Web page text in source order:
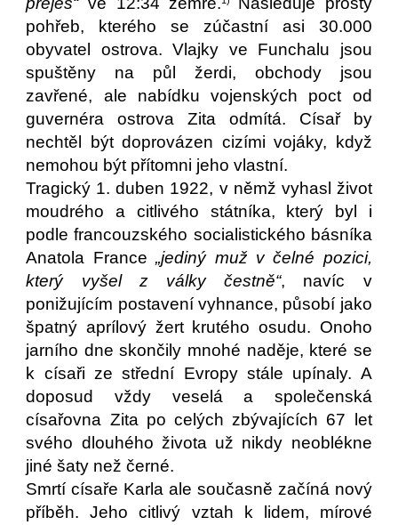
pohřeb, kterého se zúčastní asi 30.000
obyvatel ostrova. Vlajky ve Funchalu jsou
spuštěny na půl žerdi, obchody jsou
zavřené, ale nabídku vojenských poct od
guvernéra ostrova Zita odmítá. Císař by
nechtěl být doprovázen cizími vojáky, když
nemohou být přítomni jeho vlastní.
Tragický 1. duben 1922, v němž vyhasl život
moudrého a citlivého státníka, který byl i
podle francouzského socialistického básníka
Anatola France„jediný muž v čelné pozici,
který vyšel z války čestně“, navíc v
ponižujícím postavení vyhnance, působí jako
špatný aprílový žert krutého osudu. Onoho
jarního dne skončily mnohé naděje, které se
k císaři ze střední Evropy stále upínaly. A
doposud vždy veselá a společenská
císařovna Zita po celých zbývajících 67 let
svého dlouhého života už nikdy neoblékne
jiné šaty než černé.
Smrtí císaře Karla ale současně začíná nový
příběh. Jeho citlivý vztah k lidem, mírové